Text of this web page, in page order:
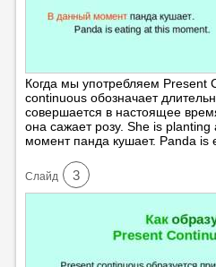
Когда мы употребляем Present
continuous обозначает
совершается в настоящее
она сажает розу. She is
момент панда кушает. Panda is
Cлайд 3